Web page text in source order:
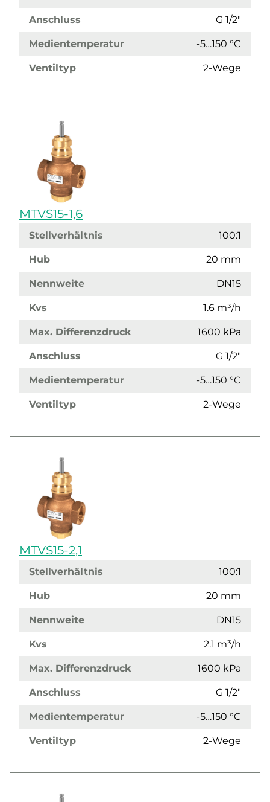
Anschluss G 1/2"
Medientemperatur -5…150 °C
Ventiltyp 2-Wege
MTVS15-1,6
Stellverhältnis 100:1
Hub 20 mm
Nennweite DN15
Kvs 1.6 m³/h
Max. Differenzdruck 1600 kPa
Anschluss G 1/2"
Medientemperatur -5…150 °C
Ventiltyp 2-Wege
MTVS15-2,1
Stellverhältnis 100:1
Hub 20 mm
Nennweite DN15
Kvs 2.1 m³/h
Max. Differenzdruck 1600 kPa
Anschluss G 1/2"
Medientemperatur -5…150 °C
Ventiltyp 2-Wege